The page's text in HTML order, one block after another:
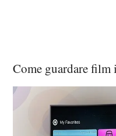
Come guardare film